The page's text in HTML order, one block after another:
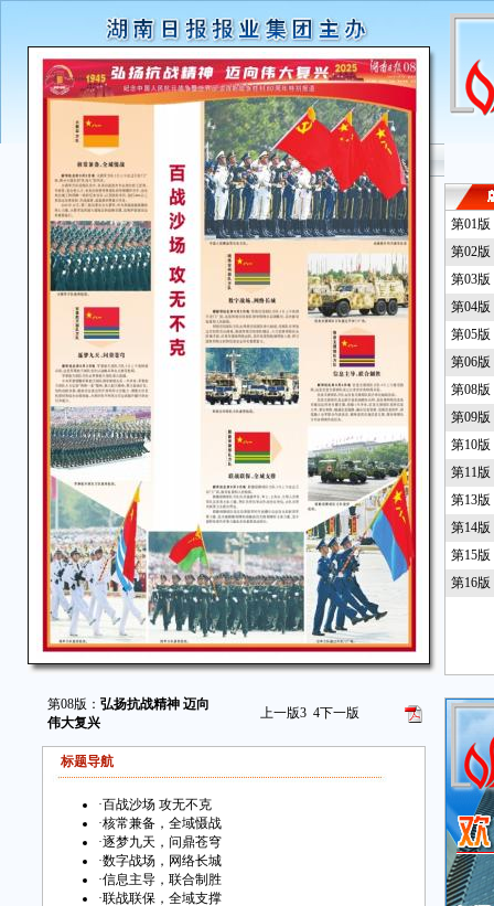
第08版： 弘扬抗战精神 迈向
伟大复兴
上一版3 4下一版
标题导航
·百战沙场 攻无不克
·核常兼备，全域慑战
·逐梦九天，问鼎苍穹
·数字战场，网络长城
·信息主导，联合制胜
·联战联保，全域支撑
第01
第02
第03
第04
第05
第06
第08
第09
第10
第11
第13
第14
第15
第16版